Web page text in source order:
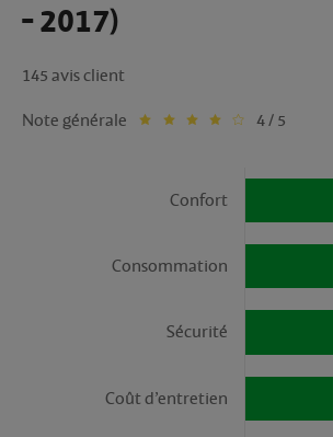
- 2017)
145 avis client
Note générale 4 / 5
Confort
Consommation
Sécurité
Coût d’entretien